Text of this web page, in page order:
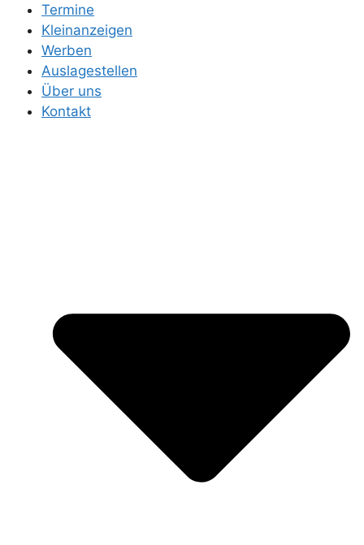
Termine
Kleinanzeigen
Werben
Auslagestellen
Über uns
Kontakt